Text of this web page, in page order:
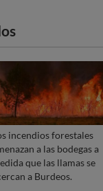
incendios forestales
a las bodegas a
que las llamas se
a Burdeos.